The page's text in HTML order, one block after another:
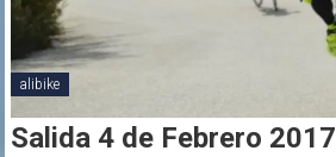
alibike
Salida 4 de Febrero 2017